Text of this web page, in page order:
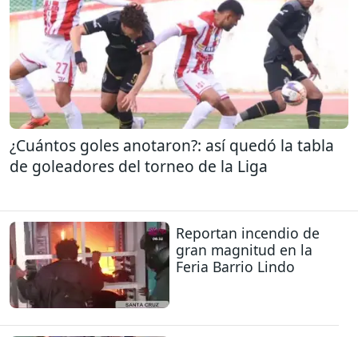
¿Cuántos goles anotaron?: así quedó la tabla
de goleadores del torneo de la Liga
Reportan incendio de
gran magnitud en la
Feria Barrio Lindo